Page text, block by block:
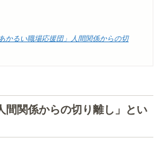
かるい職場応援団」人間関係からの切
間関係からの切り離し」とい